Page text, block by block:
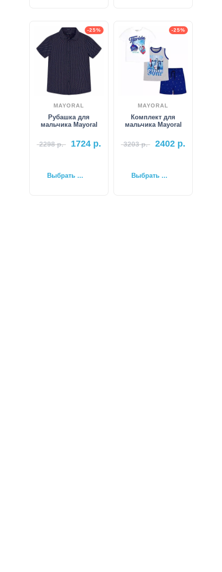
-25%
MAYORAL
Рубашка для
мальчика Mayoral
2298р. 1724 р.
Выбрать ...
-25%
MAYORAL
Комплект для
мальчика Mayoral
3203р. 2402 р.
Выбрать ...